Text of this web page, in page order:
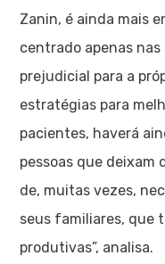
Zanin, é ainda mais
centrado apenas
prejudicial para a
estratégias para
pacientes, haverá
pessoas que deixam
de, muitas vezes,
seus familiares, que
produtivas”, analisa.